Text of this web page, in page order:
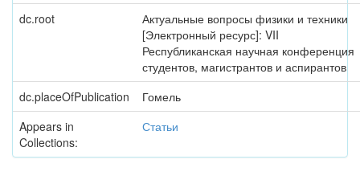
dc.root
Актуальные вопросы физики и техники
[Электронный ресурс]: VII
Республиканская научная конференция
студентов, магистрантов и аспирантов
dc.placeOfPublication
Гомель
Appears in
Collections:
Статьи